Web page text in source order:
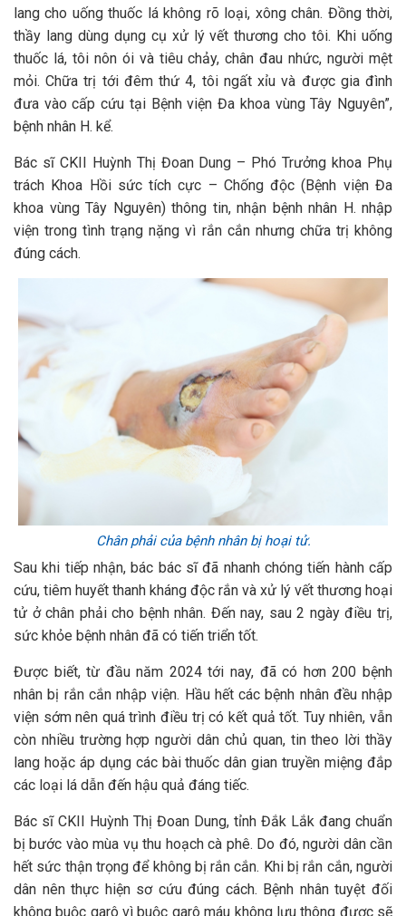
lang cho uống thuốc lá không rõ loại, xông chân. Đồng thời,
thầy lang dùng dụng cụ xử lý vết thương cho tôi. Khi uống
thuốc lá, tôi nôn ói và tiêu chảy, chân đau nhức, người mệt
mỏi. Chữa trị tới đêm thứ 4, tôi ngất xỉu và được gia đình
đưa vào cấp cứu tại Bệnh viện Đa khoa vùng Tây Nguyên”,
bệnh nhân H. kể.
Bác sĩ CKII Huỳnh Thị Đoan Dung – Phó Trưởng khoa Phụ
trách Khoa Hồi sức tích cực – Chống độc (Bệnh viện Đa
khoa vùng Tây Nguyên) thông tin, nhận bệnh nhân H. nhập
viện trong tình trạng nặng vì rắn cắn nhưng chữa trị không
đúng cách.
Chân phải của bệnh nhân bị hoại tử.
Sau khi tiếp nhận, bác bác sĩ đã nhanh chóng tiến hành cấp
cứu, tiêm huyết thanh kháng độc rắn và xử lý vết thương hoại
tử ở chân phải cho bệnh nhân. Đến nay, sau 2 ngày điều trị,
sức khỏe bệnh nhân đã có tiến triển tốt.
Được biết, từ đầu năm 2024 tới nay, đã có hơn 200 bệnh
nhân bị rắn cắn nhập viện. Hầu hết các bệnh nhân đều nhập
viện sớm nên quá trình điều trị có kết quả tốt. Tuy nhiên, vẫn
còn nhiều trường hợp người dân chủ quan, tin theo lời thầy
lang hoặc áp dụng các bài thuốc dân gian truyền miệng đắp
các loại lá dẫn đến hậu quả đáng tiếc.
Bác sĩ CKII Huỳnh Thị Đoan Dung, tỉnh Đắk Lắk đang chuẩn
bị bước vào mùa vụ thu hoạch cà phê. Do đó, người dân cần
hết sức thận trọng để không bị rắn cắn. Khi bị rắn cắn, người
dân nên thực hiện sơ cứu đúng cách. Bệnh nhân tuyệt đối
không buộc garô vì buộc garô máu không lưu thông được sẽ